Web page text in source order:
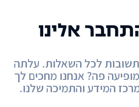
אלינו
לכל השאלות. עלתה
פה? אנחנו מחכים לך
המידע והתמיכה שלנו.